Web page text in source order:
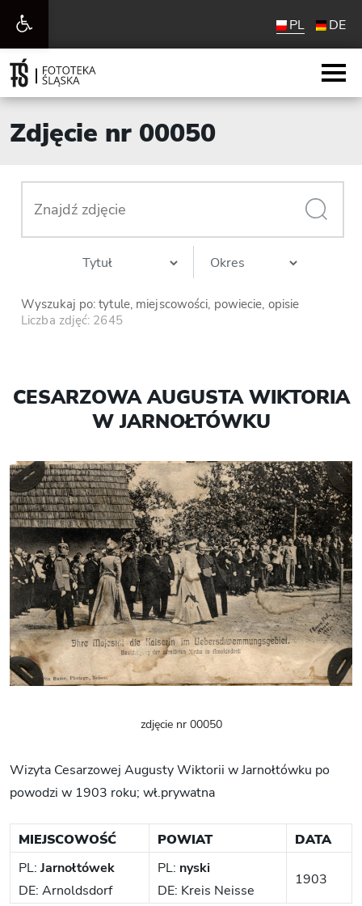
Otwórz
pasek
narzędzi
PL DE
Zdjęcie nr 00050
Wyszukaj po: tytule, miejscowości, powiecie, opisie
Liczba zdjęć: 2645
CESARZOWA AUGUSTA WIKTORIA
W JARNOŁTÓWKU
zdjęcie nr 00050
Wizyta Cesarzowej Augusty Wiktorii w Jarnołtówku po
powodzi w 1903 roku; wł.prywatna
MIEJSCOWOŚĆ POWIAT
DATA
PL: Jarnołtówek
DE: Arnoldsdorf
PL: nyski
DE: Kreis Neisse
1903